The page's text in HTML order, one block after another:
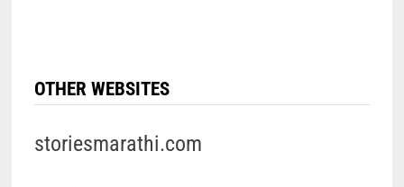
OTHER WEBSITES
storiesmarathi.com